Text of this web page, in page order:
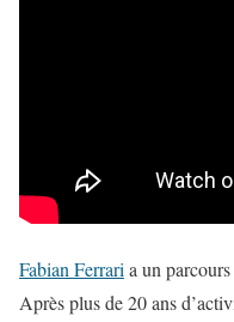
Fabian Ferrari a un
Après plus de 20 ans